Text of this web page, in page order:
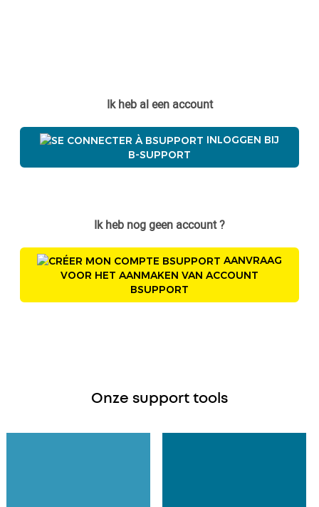
Ik heb al een account
INLOGGEN BIJ
B-SUPPORT
Ik heb nog geen account ?
AANVRAAG
VOOR HET AANMAKEN VAN ACCOUNT
BSUPPORT
Onze support tools